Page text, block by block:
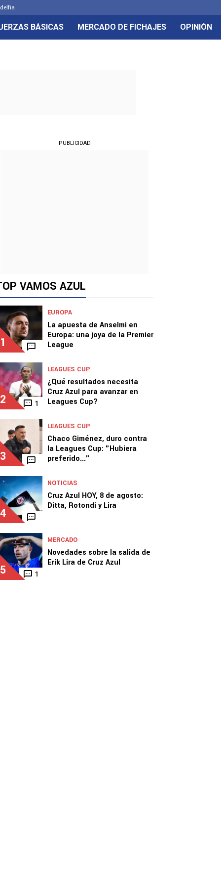
BÁSICAS MERCADO DE FICHAJES OPINIÓN
PUBLICIDAD
VAMOS AZUL
1
EUROPA
La apuesta de Anselmi en
Europa: una joya de la Premier
League
2 1
LEAGUES CUP
¿Qué resultados necesita
Cruz Azul para avanzar en
Leagues Cup?
3
LEAGUES CUP
Chaco Giménez, duro contra
la Leagues Cup: "Hubiera
preferido..."
4
NOTICIAS
Cruz Azul HOY, 8 de agosto:
Ditta, Rotondi y Lira
5 1
MERCADO
Novedades sobre la salida de
Erik Lira de Cruz Azul